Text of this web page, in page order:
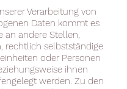
Verarbeitung von
Daten kommt es
an andere Stellen,
rechtlich selbstständige
oder Personen
ihnen
werden. Zu den